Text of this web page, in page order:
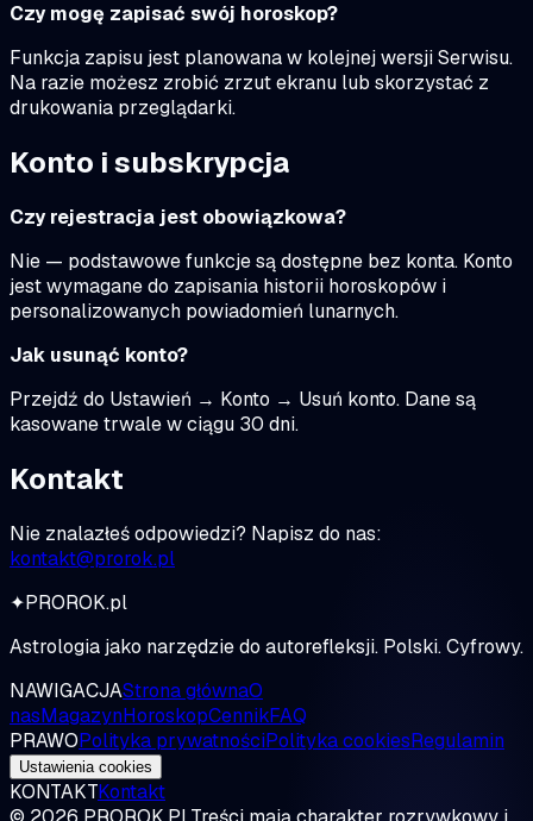
Czy mogę zapisać swój horoskop?
Funkcja zapisu jest planowana w kolejnej wersji Serwisu.
Na razie możesz zrobić zrzut ekranu lub skorzystać z
drukowania przeglądarki.
Konto i subskrypcja
Czy rejestracja jest obowiązkowa?
Nie — podstawowe funkcje są dostępne bez konta. Konto
jest wymagane do zapisania historii horoskopów i
personalizowanych powiadomień lunarnych.
Jak usunąć konto?
Przejdź do Ustawień → Konto → Usuń konto. Dane są
kasowane trwale w ciągu 30 dni.
Kontakt
Nie znalazłeś odpowiedzi? Napisz do nas:
kontakt@prorok.pl
✦PROROK.pl
Astrologia jako narzędziedo autorefleksji. Polski. Cyfrowy.
NAWIGACJAStrona głównaO
nasMagazynHoroskopCennikFAQ
PRAWOPolityka prywatnościPolityka cookiesRegulamin
Ustawienia cookies
KONTAKTKontakt